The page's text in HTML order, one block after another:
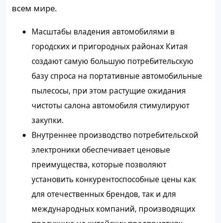
всем мире.
Масштабы владения автомобилями в
городских и пригородных районах Китая
создают самую большую потребительскую
базу спроса на портативные автомобильные
пылесосы, при этом растущие ожидания
чистоты салона автомобиля стимулируют
закупки.
Внутреннее производство потребительской
электроники обеспечивает ценовые
преимущества, которые позволяют
установить конкурентоспособные цены как
для отечественных брендов, так и для
международных компаний, производящих